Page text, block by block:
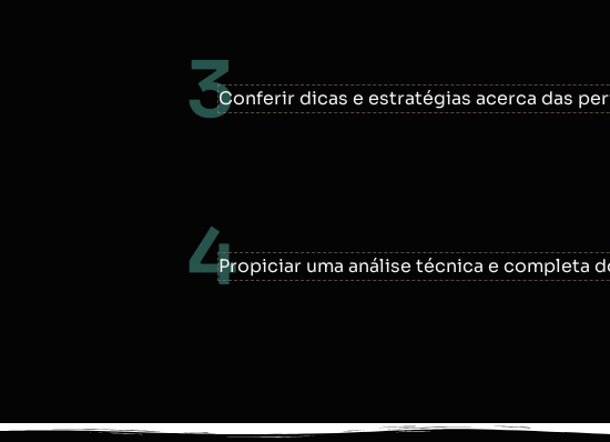
3Conferir dicas e estratégias acerca das
4Propiciar uma análise técnica e completa